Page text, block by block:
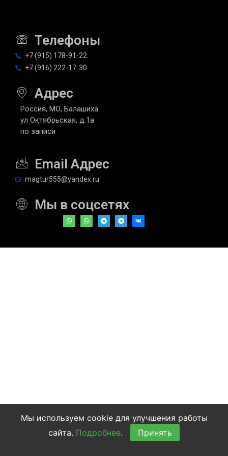
Мы используем cookie для улучшения работы
сайта. Подробнее. Принять
Телефоны
+7 (915) 178-91-22
+7 (916) 222-17-30
Адрес
Россия, МО, Балашиха
ул Октябрьская, д.1а
по записи
Email Адрес
magtur555@yandex.ru
Мы в соцсетях